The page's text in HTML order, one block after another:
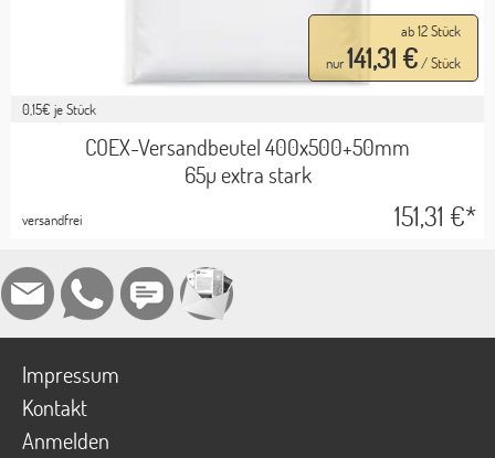
0,15€ je Stück
ab 12 Stück
nur141,31 €/ Stück
COEX-Versandbeutel 400x500+50mm
65µ extra stark
versandfrei 151,31 €*
Impressum
Kontakt
Anmelden